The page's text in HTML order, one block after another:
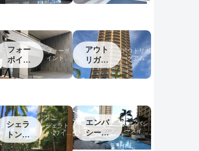
フォー
ポイン
トバイ
シェラ
空港
フォーポ
イントバ
イシェラ
トン名古
屋中部国
アウト
リガー
グアム
アウトリガ
ーグアム宿
泊記
シェラ
トンワ
イキキ
シェラト
ン・ワイキ
キ宿泊記
エンバ
シース
イーツ
エンバシ
ースイー
ツワイキ
キ宿泊記